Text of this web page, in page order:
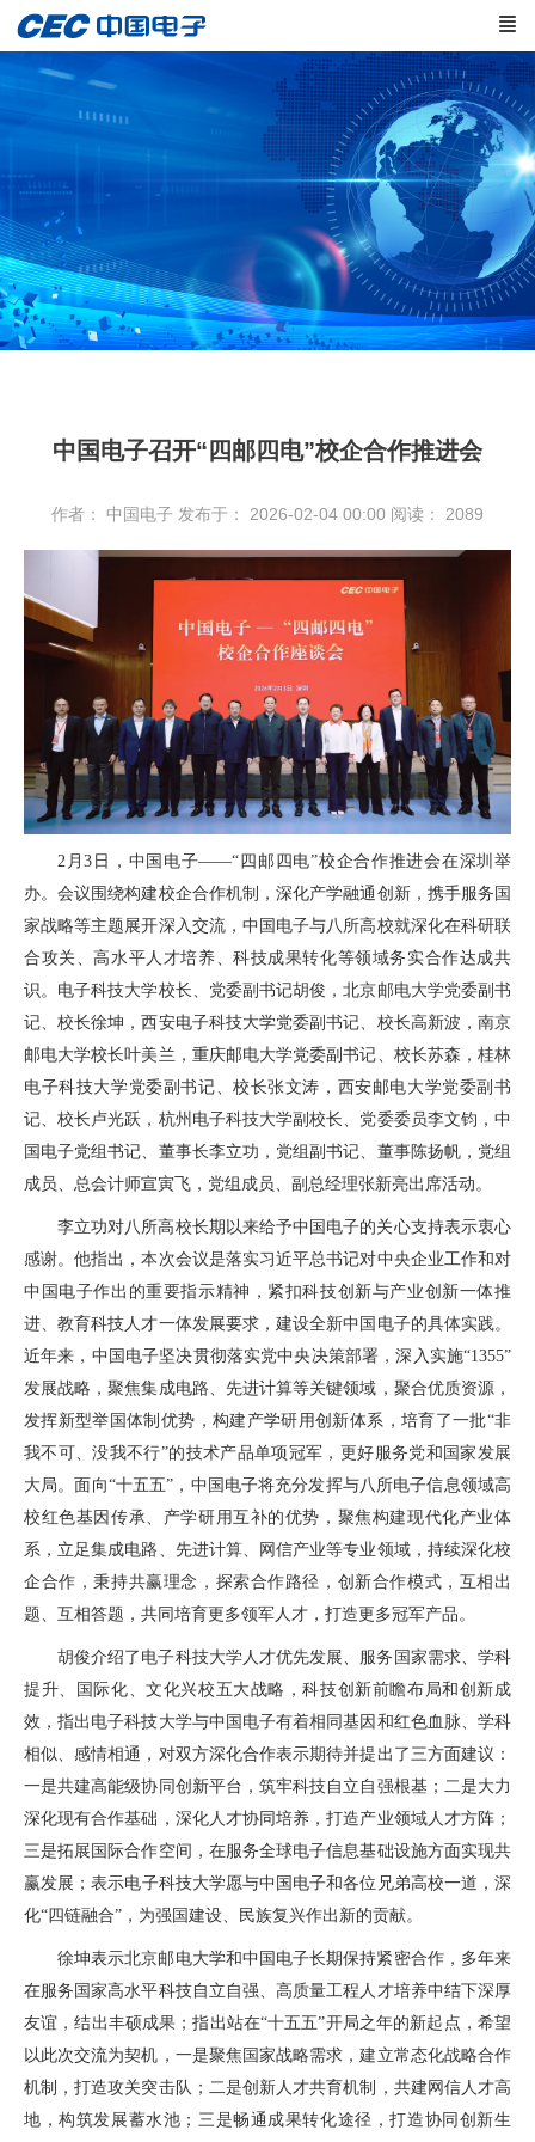
中国电子召开“四邮四电”校企合作推进会
作者： 中国电子 发布于： 2026-02-04 00:00 阅读： 2089
2月3日，中国电子——“四邮四电”校企合作推进会在深圳举
办。会议围绕构建校企合作机制，深化产学融通创新，携手服务国
家战略等主题展开深入交流，中国电子与八所高校就深化在科研联
合攻关、高水平人才培养、科技成果转化等领域务实合作达成共
识。电子科技大学校长、党委副书记胡俊，北京邮电大学党委副书
记、校长徐坤，西安电子科技大学党委副书记、校长高新波，南京
邮电大学校长叶美兰，重庆邮电大学党委副书记、校长苏森，桂林
电子科技大学党委副书记、校长张文涛，西安邮电大学党委副书
记、校长卢光跃，杭州电子科技大学副校长、党委委员李文钧，中
国电子党组书记、董事长李立功，党组副书记、董事陈扬帆，党组
成员、总会计师宣寅飞，党组成员、副总经理张新亮出席活动。
李立功对八所高校长期以来给予中国电子的关心支持表示衷心
感谢。他指出，本次会议是落实习近平总书记对中央企业工作和对
中国电子作出的重要指示精神，紧扣科技创新与产业创新一体推
进、教育科技人才一体发展要求，建设全新中国电子的具体实践。
近年来，中国电子坚决贯彻落实党中央决策部署，深入实施“1355”
发展战略，聚焦集成电路、先进计算等关键领域，聚合优质资源，
发挥新型举国体制优势，构建产学研用创新体系，培育了一批“非
我不可、没我不行”的技术产品单项冠军，更好服务党和国家发展
大局。面向“十五五”，中国电子将充分发挥与八所电子信息领域高
校红色基因传承、产学研用互补的优势，聚焦构建现代化产业体
系，立足集成电路、先进计算、网信产业等专业领域，持续深化校
企合作，秉持共赢理念，探索合作路径，创新合作模式，互相出
题、互相答题，共同培育更多领军人才，打造更多冠军产品。
胡俊介绍了电子科技大学人才优先发展、服务国家需求、学科
提升、国际化、文化兴校五大战略，科技创新前瞻布局和创新成
效，指出电子科技大学与中国电子有着相同基因和红色血脉、学科
相似、感情相通，对双方深化合作表示期待并提出了三方面建议：
一是共建高能级协同创新平台，筑牢科技自立自强根基；二是大力
深化现有合作基础，深化人才协同培养，打造产业领域人才方阵；
三是拓展国际合作空间，在服务全球电子信息基础设施方面实现共
赢发展；表示电子科技大学愿与中国电子和各位兄弟高校一道，深
化“四链融合”，为强国建设、民族复兴作出新的贡献。
徐坤表示北京邮电大学和中国电子长期保持紧密合作，多年来
在服务国家高水平科技自立自强、高质量工程人才培养中结下深厚
友谊，结出丰硕成果；指出站在“十五五”开局之年的新起点，希望
以此次交流为契机，一是聚焦国家战略需求，建立常态化战略合作
机制，打造攻关突击队；二是创新人才共育机制，共建网信人才高
地，构筑发展蓄水池；三是畅通成果转化途径，打造协同创新生